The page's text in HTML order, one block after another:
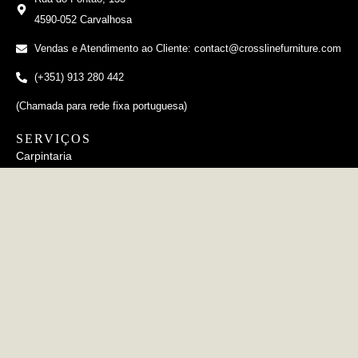
4590-052 Carvalhosa
Vendas e Atendimento ao Cliente: contact@crosslinefurniture.com
(+351) 913 280 442
(Chamada para rede fixa portuguesa)
SERVIÇOS
Carpintaria